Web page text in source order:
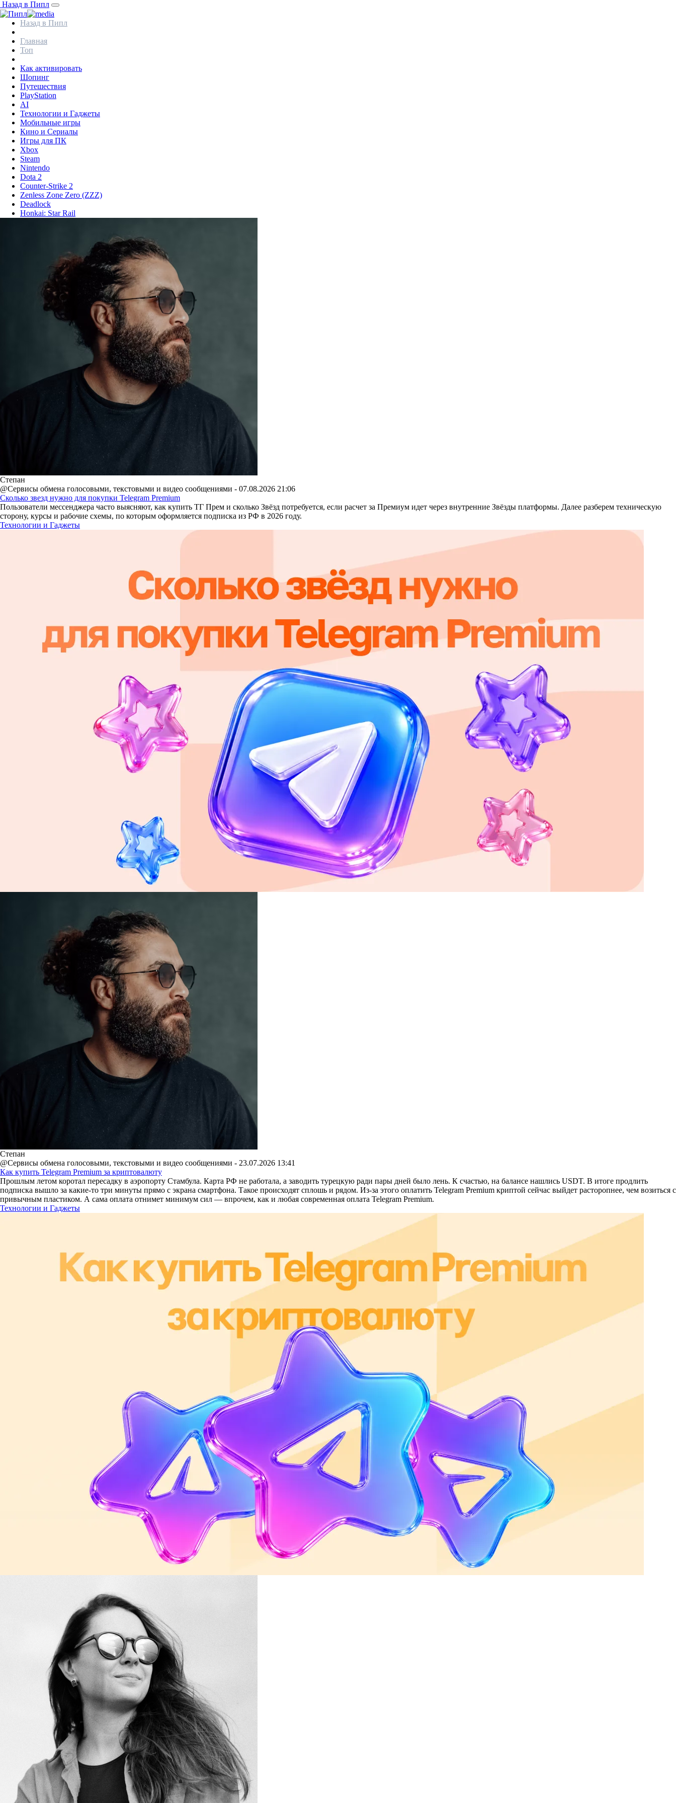
Назад в Пипл
Назад в Пипл
Главная
Топ
Как активировать
Шопинг
Путешествия
PlayStation
AI
Технологии и Гаджеты
Мобильные игры
Кино и Сериалы
Игры для ПК
Xbox
Steam
Nintendo
Dota 2
Counter-Strike 2
Zenless Zone Zero (ZZZ)
Deadlock
Honkai: Star Rail
Степан
@Сервисы обмена голосовыми, текстовыми и видео сообщениями - 07.08.2026 21:06
Сколько звезд нужно для покупки Telegram Premium
Пользователи мессенджера часто выясняют, как купить ТГ Прем и сколько Звёзд потребуется, если расчет за Премиум идет через внутренние Звёзды платформы. Далее разберем техническую
сторону, курсы и рабочие схемы, по которым оформляется подписка из РФ в 2026 году.
Технологии и Гаджеты
Степан
@Сервисы обмена голосовыми, текстовыми и видео сообщениями - 23.07.2026 13:41
Как купить Telegram Premium за криптовалюту
Прошлым летом коротал пересадку в аэропорту Стамбула. Карта РФ не работала, а заводить турецкую ради пары дней было лень. К счастью, на балансе нашлись USDT. В итоге продлить
подписка вышло за какие-то три минуты прямо с экрана смартфона. Такое происходят сплошь и рядом. Из-за этого оплатить Telegram Premium криптой сейчас выйдет расторопнее, чем возиться с
привычным пластиком. А сама оплата отнимет минимум сил — впрочем, как и любая современная оплата Telegram Premium.
Технологии и Гаджеты